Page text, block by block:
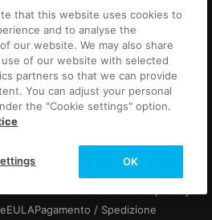
Italia
EULAPagamento / Spedizione
that this website uses cookies to
and to analyse the
our website. We may also share
of our website with selected
partners so that we can provide
You can adjust your personal
the "Cookie settings" option.
OK